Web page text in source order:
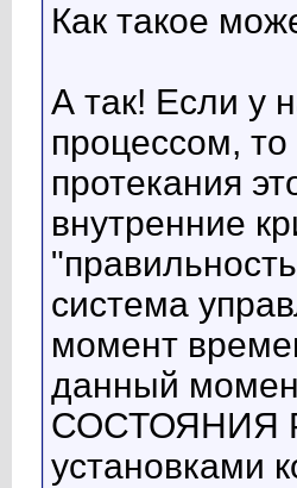
Как такое
А так! Если у
процессом,
протекания
внутренние
система
момент
данный
СОСТОЯНИЯ
установками